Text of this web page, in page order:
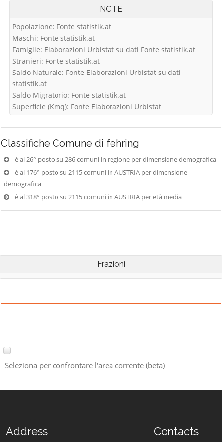
NOTE
Popolazione: Fonte statistik.at
Maschi: Fonte statistik.at
Famiglie: Elaborazioni Urbistat su dati Fonte statistik.at
Stranieri: Fonte statistik.at
Saldo Naturale: Fonte Elaborazioni Urbistat su dati
statistik.at
Saldo Migratorio: Fonte statistik.at
Superficie (Kmq): Fonte Elaborazioni Urbistat
Classifiche Comune di fehring
è al 26° posto su 286 comuni in regione per dimensione demografica
è al 176° posto su 2115 comuni in AUSTRIA per dimensione
demografica
è al 318° posto su 2115 comuni in AUSTRIA per età media
Frazioni
Seleziona per confrontare l'area corrente (beta)
Address Contacts